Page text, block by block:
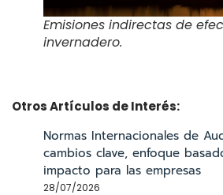
Emisiones indirectas de
invernadero.
Otros Artículos de Interés:
Normas Internacionales de
cambios clave, enfoque
impacto para las empresas
28/07/2026